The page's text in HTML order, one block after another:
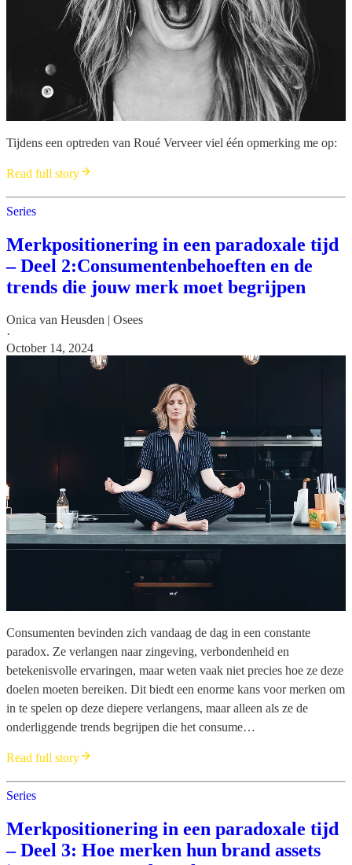
Tijdens een optreden van Roué Verveer viel één opmerking me op:
Read full story
Series
Merkpositionering in een paradoxale tijd
– Deel 2:Consumentenbehoeften en de
trends die jouw merk moet begrijpen
Onica van Heusden | Osees
·
October 14, 2024
Consumenten bevinden zich vandaag de dag in een constante
paradox. Ze verlangen naar zingeving, verbondenheid en
betekenisvolle ervaringen, maar weten vaak niet precies hoe ze deze
doelen moeten bereiken. Dit biedt een enorme kans voor merken om
in te spelen op deze diepere verlangens, maar alleen als ze de
onderliggende trends begrijpen die het consume…
Read full story
Series
Merkpositionering in een paradoxale tijd
– Deel 3: Hoe merken hun brand assets